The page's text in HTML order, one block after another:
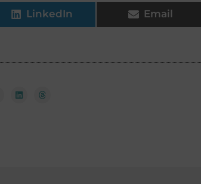
LinkedIn Email